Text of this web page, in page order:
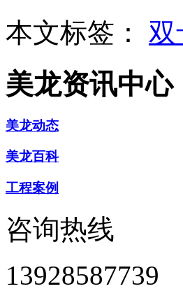
本文标签： 双
美龙资讯中心
美龙动态
美龙百科
工程案例
咨询热线
13928587739